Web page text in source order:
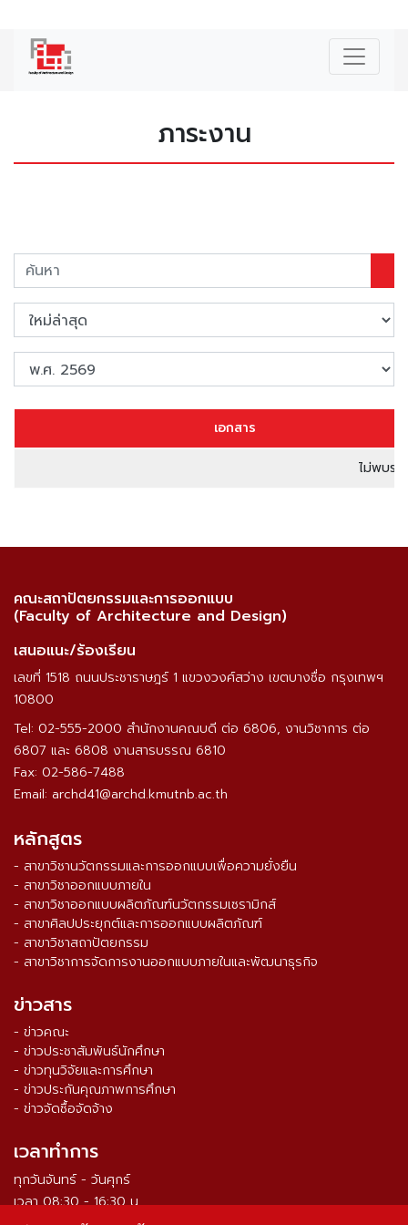
ภาระงาน
เอกสาร
ไม่พบรา
คณะสถาปัตยกรรมและการออกแบบ
(Faculty of Architecture and Design)
เสนอแนะ/ร้องเรียน
เลขที่ 1518 ถนนประชาราษฎร์ 1 แขวงวงศ์สว่าง เขตบางซื่อ กรุงเทพฯ
10800
Tel: 02-555-2000 สำนักงานคณบดี ต่อ 6806, งานวิชาการ ต่อ
6807 และ 6808 งานสารบรรณ 6810
Fax: 02-586-7488
Email: archd41@archd.kmutnb.ac.th
หลักสูตร
- สาขาวิชานวัตกรรมและการออกแบบเพื่อความยั่งยืน
- สาขาวิชาออกแบบภายใน
- สาขาวิชาออกแบบผลิตภัณฑ์นวัตกรรมเซรามิกส์
- สาขาศิลปประยุกต์และการออกแบบผลิตภัณฑ์
- สาขาวิชาสถาปัตยกรรม
- สาขาวิชาการจัดการงานออกแบบภายในและพัฒนาธุรกิจ
ข่าวสาร
- ข่าวคณะ
- ข่าวประชาสัมพันธ์นักศึกษา
- ข่าวทุนวิจัยและการศึกษา
- ข่าวประกันคุณภาพการศึกษา
- ข่าวจัดซื้อจัดจ้าง
เวลาทำการ
ทุกวันจันทร์ - วันศุกร์
เวลา 08:30 - 16:30 น.